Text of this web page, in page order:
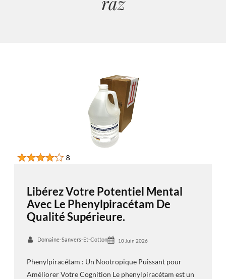
Libérez Votre Potentiel Mental
Avec Le Phenylpiracétam De
Qualité Supérieure.
Domaine-Sanvers-Et-Cotton 10 Juin 2026
Phenylpiracétam : Un Nootropique Puissant pour
Améliorer Votre Cognition Le phenylpiracétam est un